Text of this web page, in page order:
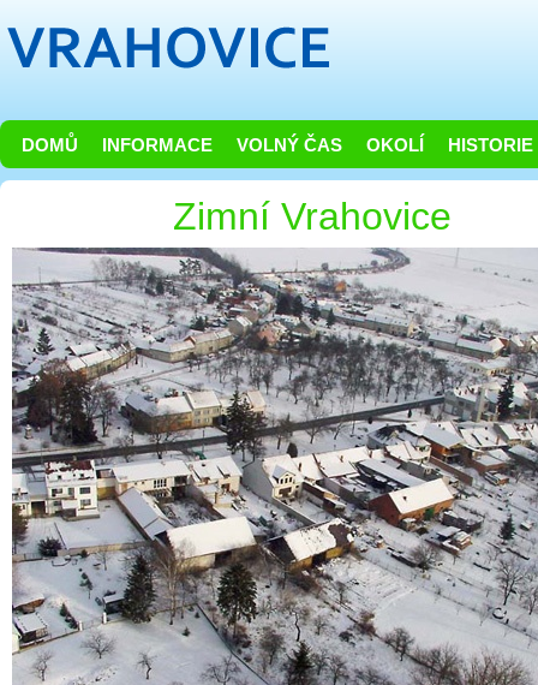
DOMŮ INFORMACE VOLNÝ ČAS OKOLÍ HISTORIE
Zimní Vrahovice